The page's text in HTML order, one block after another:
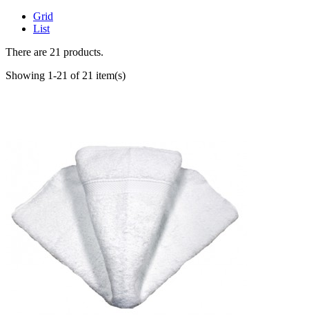
Grid
List
There are 21 products.
Showing 1-21 of 21 item(s)